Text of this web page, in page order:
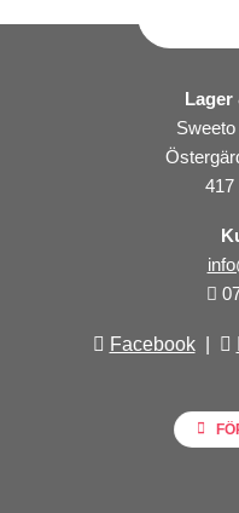
Lager
417
Facebook|